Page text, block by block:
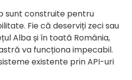
sunt construite pentru
Fie că deserviți zeci sau
Alba și în toată România,
va funcționa impecabil.
existente prin API-uri